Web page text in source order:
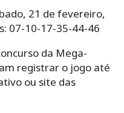
21 de fevereiro,
07-10-17-35-44-46
da Mega-
registrar o jogo até
ou site das